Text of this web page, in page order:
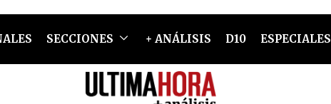
SECCIONES + ANÁLISIS D10 ESPECIALES